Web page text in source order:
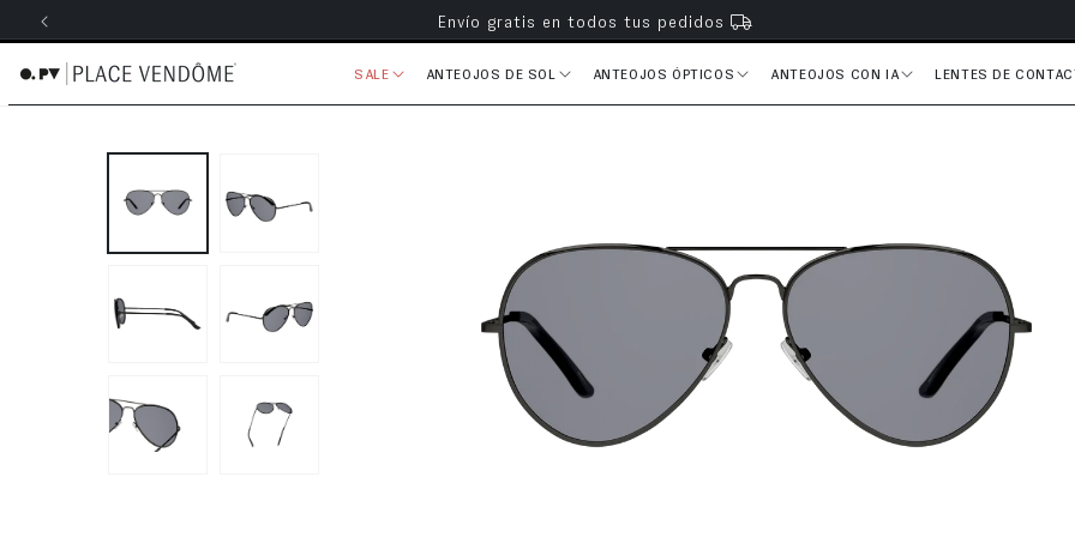
al contenido Envío gratis en todos tus pedidos
SALE ANTEOJOS DE SOL ANTEOJOS ÓPTICOS ANTEOJOS CON IA LENTES DE